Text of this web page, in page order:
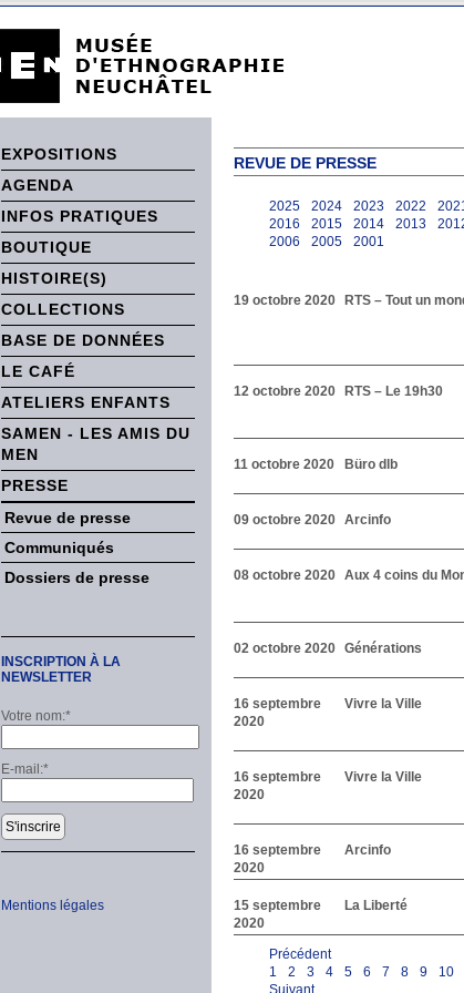
EXPOSITIONS
AGENDA
INFOS PRATIQUES
BOUTIQUE
HISTOIRE(S)
COLLECTIONS
BASE DE DONNÉES
LE CAFÉ
ATELIERS ENFANTS
SAMEN - LES AMIS DU
MEN
PRESSE
Revue de presse
Communiqués
Dossiers de presse
INSCRIPTION À LA
NEWSLETTER
Votre nom:*
E-mail:*
S'inscrire
Mentions légales
REVUE DE PRESSE
2025 2024 2023 2022
2016
2015 2014 2013
2006
2005 2001
19 octobre 2020 RTS – Tout un
12 octobre 2020 RTS – Le 19h30
11 octobre 2020 Büro dlb
09 octobre 2020 Arcinfo
08 octobre 2020 Aux 4 coins du
02 octobre 2020 Générations
16 septembre
2020
Vivre la Ville
16 septembre
2020
Vivre la Ville
16 septembre
2020
Arcinfo
15 septembre
2020
La Liberté
Précédent
1
2 3 4 5 6 7 8 9 10
Suivant